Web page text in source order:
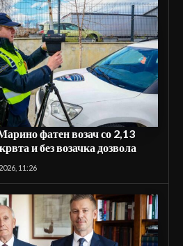
фатен возач со 2,13
и без возачка дозвола
11:26